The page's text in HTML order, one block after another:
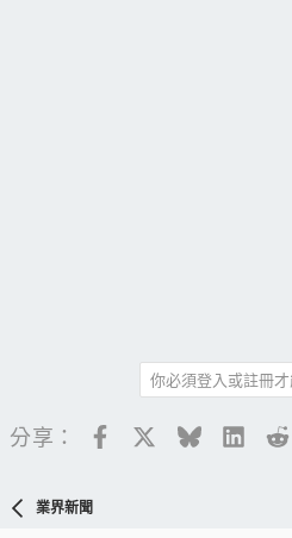
你必須登入或註冊
分享： FacebookBluesky
業界新聞